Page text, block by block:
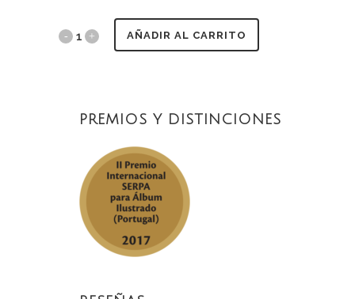
AÑADIR AL CARRITO
PREMIOS Y DISTINCIONES